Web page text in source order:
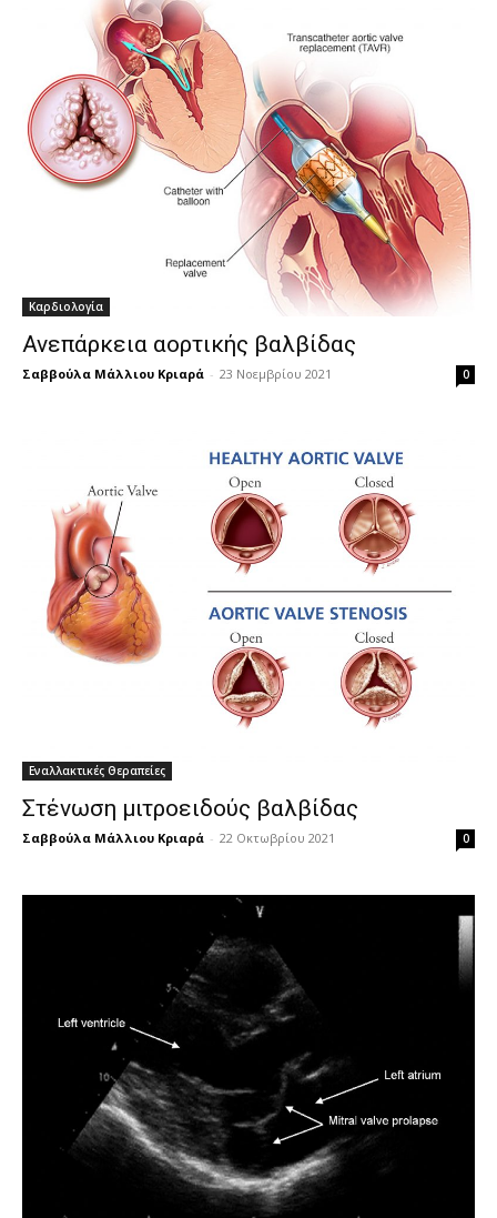
Καρδιολογία
Ανεπάρκεια αορτικής βαλβίδας
Σαββούλα Μάλλιου Κριαρά - 23 Νοεμβρίου 2021 0
Εναλλακτικές Θεραπείες
Στένωση μιτροειδούς βαλβίδας
Σαββούλα Μάλλιου Κριαρά - 22 Οκτωβρίου 2021 0